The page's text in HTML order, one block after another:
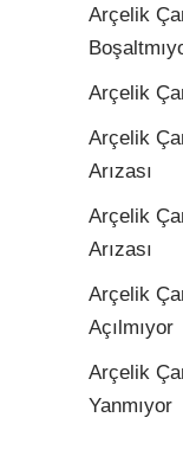
Arçelik
Arçelik
Arçelik
Arızası
Arçelik
Arızası
Arçelik
Açılmıyor
Arçelik
Yanmıyor